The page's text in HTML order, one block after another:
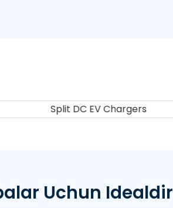
Uchun Idealdir